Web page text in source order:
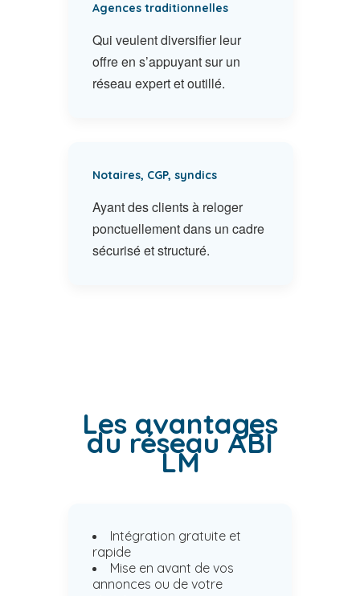
Agences traditionnelles
Qui veulent diversifier leur
offre en s’appuyant sur un
réseau expert et outillé.
Notaires, CGP, syndics
Ayant des clients à reloger
ponctuellement dans un cadre
sécurisé et structuré.
Les avantages
du réseau ABI
LM
Intégration gratuite et
rapide
Mise en avant de vos
annonces ou de votre